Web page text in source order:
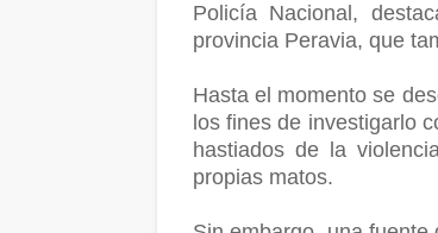
Policía Nacional,
provincia Peravia, que
Hasta el momento se
los fines de investigarlo
hastiados de la
propias matos.